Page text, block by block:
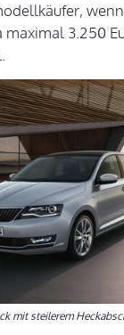
maximal 3.250
mit steilerem